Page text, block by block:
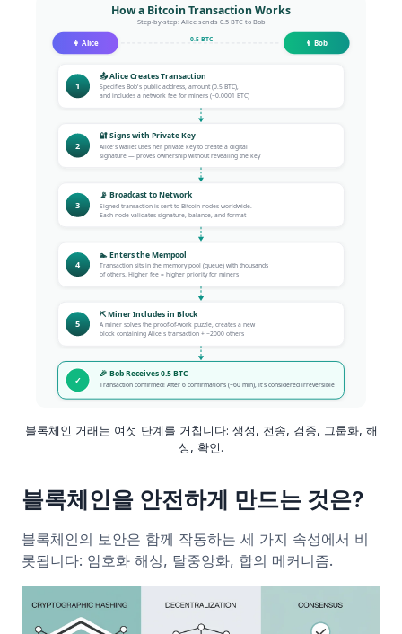
블록체인 거래는 여섯 단계를 거칩니다: 생성, 전송, 검증, 그룹화, 해
싱, 확인.
블록체인을 안전하게 만드는 것은?
블록체인의 보안은 함께 작동하는 세 가지 속성에서 비
롯됩니다: 암호화 해싱, 탈중앙화, 합의 메커니즘.